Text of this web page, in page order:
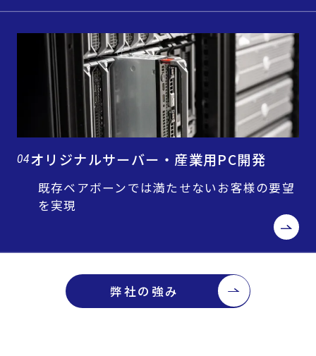
04オリジナルサーバー・産業用PC開発
既存ベアボーンでは満たせないお客様の要望
を実現
弊社の強み